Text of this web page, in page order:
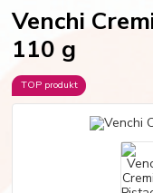
Venchi
110 g
TOP produkt